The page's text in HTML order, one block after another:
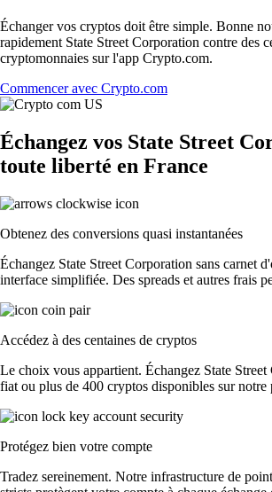
Échanger vos cryptos doit être simple. Bonne
rapidement State Street Corporation contre des
cryptomonnaies sur l'app Crypto.com.
Commencer avec Crypto.com
Échangez vos State Street
toute liberté en France
Obtenez des conversions quasi instantanées
Échangez State Street Corporation sans carnet
interface simplifiée. Des spreads et autres frais
Accédez à des centaines de cryptos
Le choix vous appartient. Échangez State
fiat ou plus de 400 cryptos disponibles sur notre
Protégez bien votre compte
Tradez sereinement. Notre infrastructure de